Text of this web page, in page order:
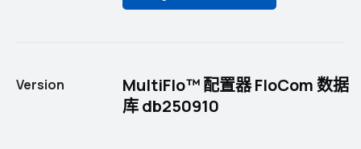
Version
MultiFlo™ 配置器 FloCom 数据
库 db250910